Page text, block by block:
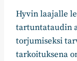
Hyvin laajalle
tartuntataudin
torjumiseksi
tarkoituksena